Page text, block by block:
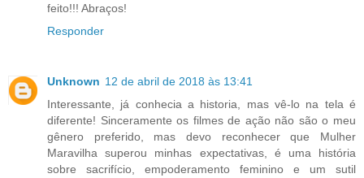
feito!!! Abraços!
Responder
Unknown 12 de abril de 2018 às 13:41
Interessante, já conhecia a historia, mas vê-lo na tela é
diferente! Sinceramente os filmes de ação não são o meu
gênero preferido, mas devo reconhecer que Mulher
Maravilha superou minhas expectativas, é uma história
sobre sacrifício, empoderamento feminino e um sutil